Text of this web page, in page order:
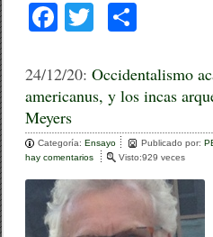
F
c
e
b
o
o
k
tt
er
m
p
ar
tir
24/12/20:Occidentalismo
americanus, y los incas
Meyers
Categoría:Ensayo Publicado por:
hay comentarios
i
Visto:929 veces